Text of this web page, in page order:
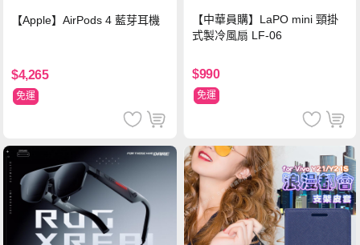
【Apple】AirPods 4 藍芽耳機
$4,265
免運
【中華員購】LaPO mini 頸掛
式製冷風扇 LF-06
$990
免運